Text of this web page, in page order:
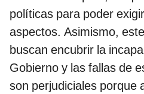
políticas para poder
aspectos. Asimismo,
buscan encubrir la
Gobierno y las fallas de
son perjudiciales porque